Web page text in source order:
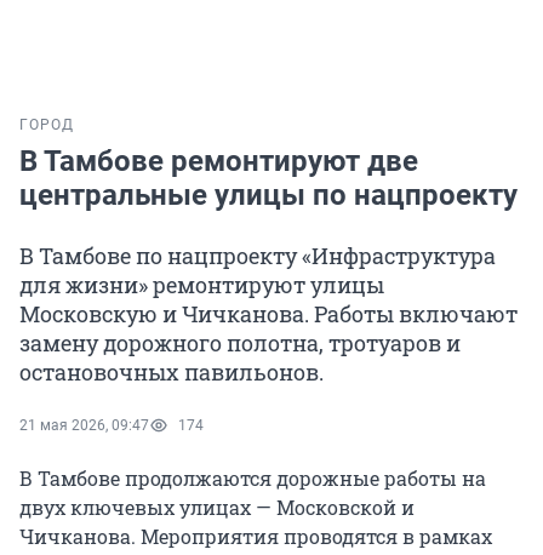
ГОРОД
В Тамбове ремонтируют две
центральные улицы по нацпроекту
В Тамбове по нацпроекту «Инфраструктура
для жизни» ремонтируют улицы
Московскую и Чичканова. Работы включают
замену дорожного полотна, тротуаров и
остановочных павильонов.
21 мая 2026, 09:47 174
В Тамбове продолжаются дорожные работы на
двух ключевых улицах — Московской и
Чичканова. Мероприятия проводятся в рамках